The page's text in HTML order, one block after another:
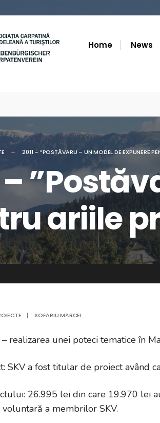
Home News
2011 – ”POSTĂVARU – UN MODEL DE EXPUNERE
–
ariile
| SOFARIU MARCEL
– realizarea unei poteci tematice în
SKV a fost titular de proiect având
26.995 lei din care 19.970 lei
a membrilor SKV.